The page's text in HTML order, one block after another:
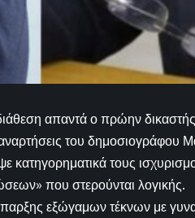
απαντά ο πρώην
του δημοσιογράφου
κατηγορηματικά τους
που στερούνται λογικής.
εξώγαμων τέκνων με